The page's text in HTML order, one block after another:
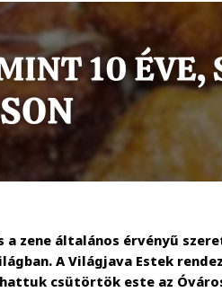
zene általános érvényű
A Világjava Estek
csütörtök este az